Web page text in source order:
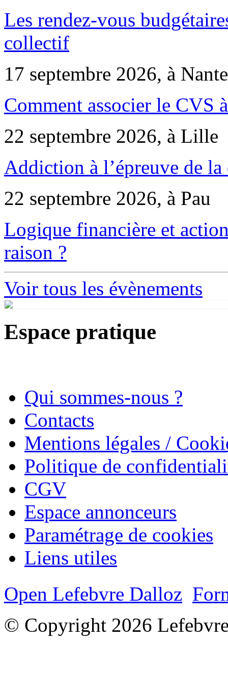
Les rendez-vous
collectif
17 septembre 2026, à
Comment associer le CVS
22 septembre 2026, à Lille
Addiction à l’épreuve de
22 septembre 2026, à Pau
Logique financière et
raison ?
Voir tous les évènements
Espace pratique
Qui sommes-nous ?
Contacts
Mentions légales /
Politique de
CGV
Espace annonceurs
Paramétrage de cookies
Liens utiles
Open Lefebvre Dalloz
© Copyright 2026